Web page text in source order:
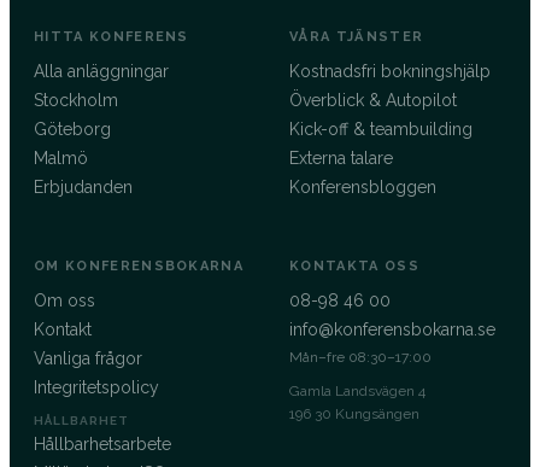
HITTA KONFERENS
Alla anläggningar
Stockholm
Göteborg
Malmö
Erbjudanden
VÅRA TJÄNSTER
Kostnadsfri bokningshjälp
Överblick & Autopilot
Kick-off & teambuilding
Externa talare
Konferensbloggen
OM KONFERENSBOKARNA
Om oss
Kontakt
Vanliga frågor
Integritetspolicy
HÅLLBARHET
Hållbarhetsarbete
KONTAKTA OSS
08-98 46 00
info@konferensbokarna.se
Mån–fre 08:30–17:00
Gamla Landsvägen 4
196 30 Kungsängen